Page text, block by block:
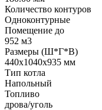
Количество контуров
Одноконтурные
Помещение до
952 м3
Размеры (Ш*Г*В)
440х1040х935 мм
Тип котла
Напольный
Топливо
дрова/уголь